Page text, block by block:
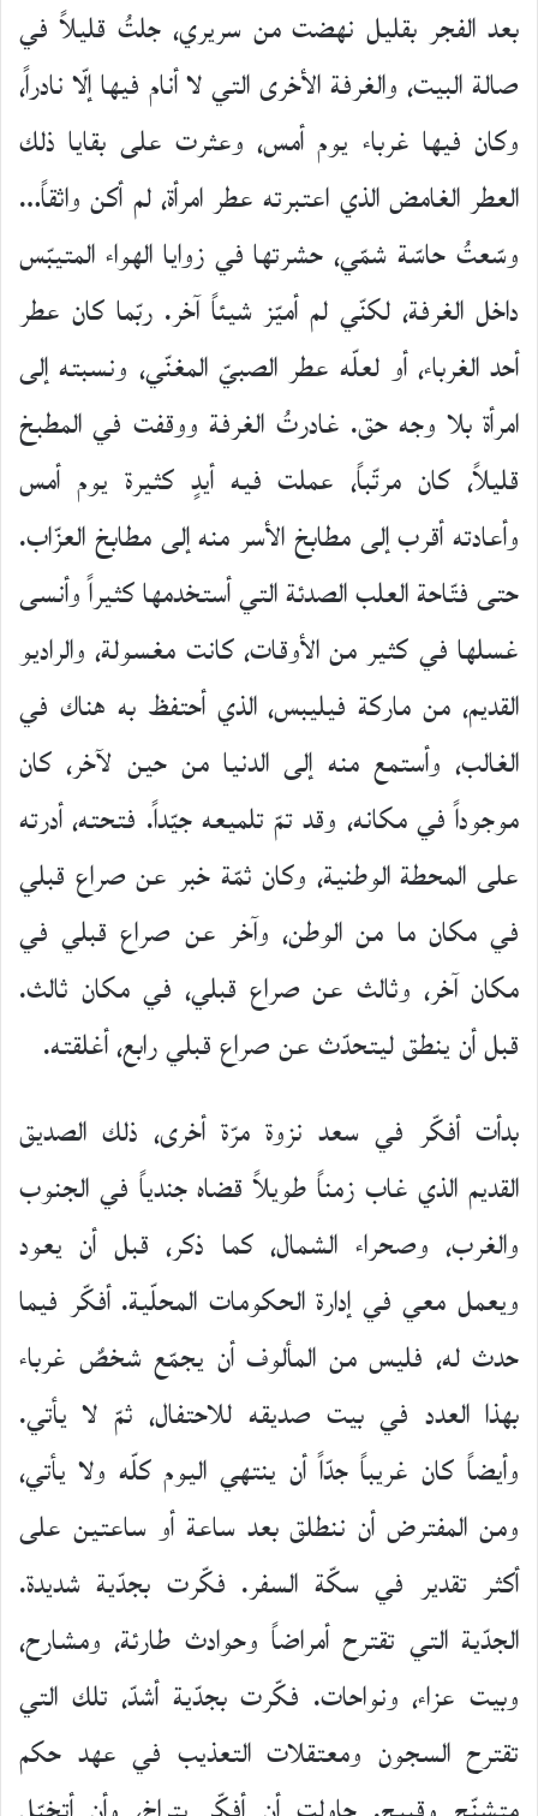
بعد الفجر بقليل نهضت من سريري، جلتُ قليلاً في
صالة البيت، والغرفة الأخرى التي لا أنام فيها إلّا نادراً،
وكان فيها غرباء يوم أمس، وعثرت على بقايا ذلك
العطر الغامض الذي اعتبرته عطر امرأة، لم أكن واثقاً…
وسّعتُ حاسّة شمّي، حشرتها في زوايا الهواء المتيبّس
داخل الغرفة، لكنّي لم أميّز شيئاً آخر. ربّما كان عطر
أحد الغرباء، أو لعلّه عطر الصبيّ المغنّي، ونسبته إلى
امرأة بلا وجه حق. غادرتُ الغرفة ووقفت في المطبخ
قليلاً، كان مرتّباً، عملت فيه أيدٍ كثيرة يوم أمس
وأعادته أقرب إلى مطابخ الأسر منه إلى مطابخ العزّاب.
حتى فتّاحة العلب الصدئة التي أستخدمها كثيراً وأنسى
غسلها في كثير من الأوقات، كانت مغسولة، والراديو
القديم، من ماركة فيليبس، الذي أحتفظ به هناك في
الغالب، وأستمع منه إلى الدنيا من حين لآخر، كان
موجوداً في مكانه، وقد تمّ تلميعه جيّداً. فتحته، أدرته
على المحطة الوطنية، وكان ثمّة خبر عن صراع قبلي
في مكان ما من الوطن، وآخر عن صراع قبلي في
مكان آخر، وثالث عن صراع قبلي، في مكان ثالث.
قبل أن ينطق ليتحدّث عن صراع قبلي رابع، أغلقته.
بدأت أفكّر في سعد نزوة مرّة أخرى، ذلك الصديق
القديم الذي غاب زمناً طويلاً قضاه جندياً في الجنوب
والغرب، وصحراء الشمال، كما ذكر، قبل أن يعود
ويعمل معي في إدارة الحكومات المحلّية. أفكّر فيما
حدث له، فليس من المألوف أن يجمّع شخصٌ غرباء
بهذا العدد في بيت صديقه للاحتفال، ثمّ لا يأتي.
وأيضاً كان غريباً جدّاً أن ينتهي اليوم كلّه ولا يأتي،
ومن المفترض أن ننطلق بعد ساعة أو ساعتين على
أكثر تقدير في سكّة السفر. فكّرت بجدّية شديدة.
الجدّية التي تقترح أمراضاً وحوادث طارئة، ومشارح،
وبيت عزاء، ونواحات. فكّرت بجدّية أشدّ، تلك التي
تقترح السجون ومعتقلات التعذيب في عهد حكم